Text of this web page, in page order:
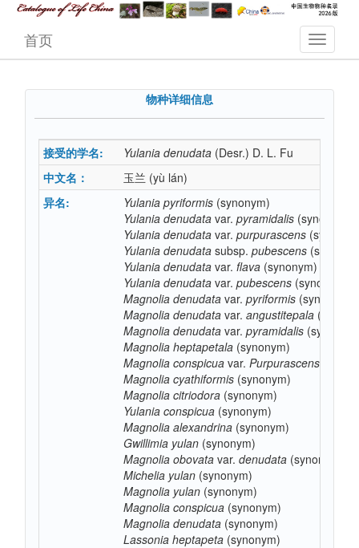
首页
物种详细信息
接受的学名: Yulania denudata (Desr.) D. L. Fu
中文名：
玉兰 (yù lán)
异名:
Yulania pyriformis (synonym)
Yulania denudata var. pyramidalis (synonym)
Yulania denudata var. purpurascens
Yulania denudata subsp. pubescens
Yulania denudata var. flava (synonym)
Yulania denudata var. pubescens (synonym)
Magnolia denudata var. pyriformis (synonym)
Magnolia denudata var. angustitepala
Magnolia denudata var. pyramidalis
Magnolia heptapetala (synonym)
Magnolia conspicua var. Purpurascens
Magnolia cyathiformis (synonym)
Magnolia citriodora (synonym)
Yulania conspicua (synonym)
Magnolia alexandrina (synonym)
Gwillimia yulan (synonym)
Magnolia obovata var. denudata (synonym)
Michelia yulan (synonym)
Magnolia yulan (synonym)
Magnolia conspicua (synonym)
Magnolia denudata (synonym)
Lassonia heptapeta (synonym)